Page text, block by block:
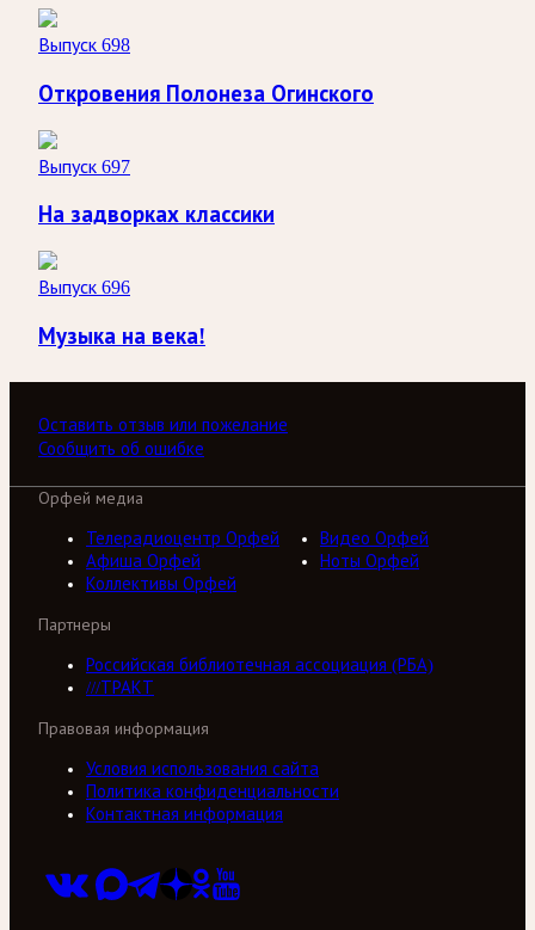
Выпуск 698
Откровения Полонеза Огинского
Выпуск 697
На задворках классики
Выпуск 696
Музыка на века!
Оставить отзыв или пожелание
Сообщить об ошибке
Орфей медиа
Телерадиоцентр Орфей
Видео Орфей
Афиша Орфей
Ноты Орфей
Коллективы Орфей
Партнеры
Российская библиотечная ассоциация (РБА)
///ТРАКТ
Правовая информация
Условия использования сайта
Политика конфиденциальности
Контактная информация